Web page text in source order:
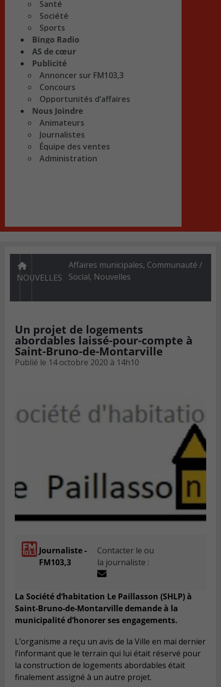
Santé
Société
Sports
Bingo Radio
AS de cœur
Publicité
Annoncer sur FM103,3
Concours
Opportunités d’affaires
Nous Joindre
Animateurs
Journalistes
Équipe des ventes
Administration
NOUVELLES
Affaires municipales, Communauté /
Social, Nouvelles
Un projet de logements
abordables laissé-pour-compte à
Saint-Bruno-de-Montarville
Publié le 14 octobre 2020 à 14h10
Journaliste -
FM103,3
Contacter le ou
la journaliste :
La Société d’habitation Le Paillasson (SHLP) à
Saint-Bruno-de-Montarville demande à la
municipalité d’honorer ses engagements.
L’organisme a reçu un avis de la Ville en mai dernier
l’informant que le terrain qui lui était réservé pour
la construction de logements abordables était
finalement assigné à un autre projet.